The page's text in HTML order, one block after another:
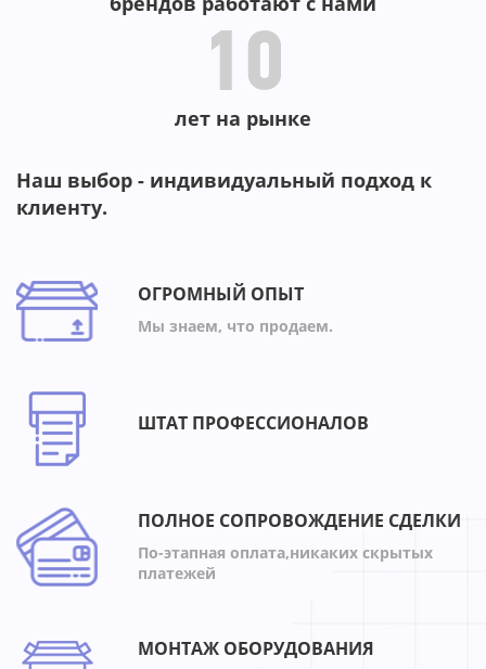
10
лет на рынке
Наш выбор - индивидуальный подход к
клиенту.
ОГРОМНЫЙ ОПЫТ
Мы знаем, что продаем.
ШТАТ ПРОФЕССИОНАЛОВ
ПОЛНОЕ СОПРОВОЖДЕНИЕ СДЕЛКИ
По-этапная оплата,никаких скрытых
платежей
МОНТАЖ ОБОРУДОВАНИЯ